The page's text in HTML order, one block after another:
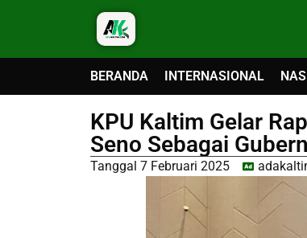
BERANDA INTERNASIONAL
KPU Kaltim Gelar
Seno Sebagai
Tanggal 7 Februari 2025